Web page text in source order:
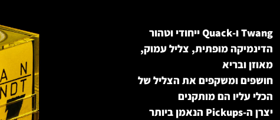
Twang ו-Quack ייחודי וטהור
הדינמיקה מופתית, צליל עמוק,
מאוזן ובריא
חושפים ומשקפים את הצליל של
הכלי עליו הם מותקנים
יצרן ה-Pickups הנאמן ביותר